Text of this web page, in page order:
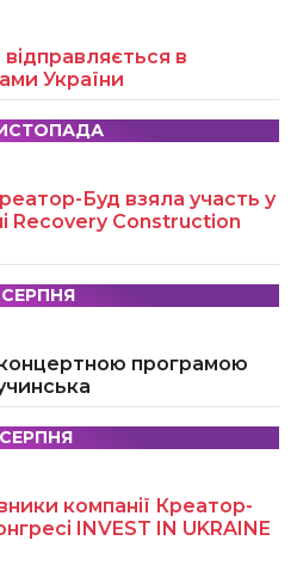
в
України
Буд взяла участь у
Recovery Construction
СЕРПНЯ
програмою
СЕРПНЯ
компанії Креатор-
INVEST IN UKRAINE